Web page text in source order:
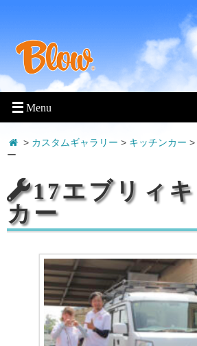
> カスタムギャラリー > キッチンカー >
ー
17エブリィ
カー